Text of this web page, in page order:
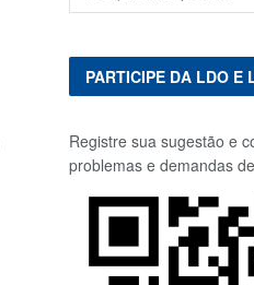
PARTICIPE DA LDO E
Registre sua sugestão e
problemas e demandas